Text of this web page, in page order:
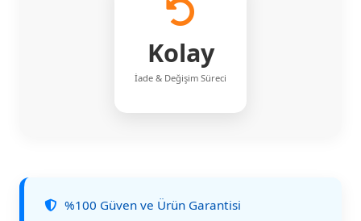
Kolay
İade & Değişim Süreci
%100 Güven ve Ürün Garantisi